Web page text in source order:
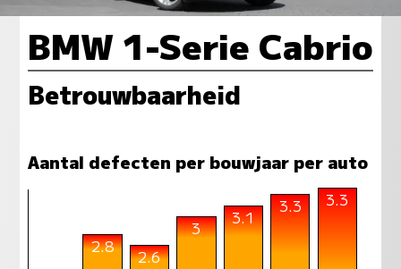
BMW 1-Serie Cabrio
Betrouwbaarheid
Aantal defecten per bouwjaar per auto
2.8
2.6
3
3.1
3.3 3.3